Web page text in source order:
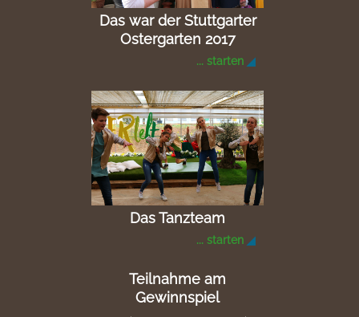
Das war der Stuttgarter
Ostergarten 2017
... starten
Das Tanzteam
... starten
Teilnahme am
Gewinnspiel